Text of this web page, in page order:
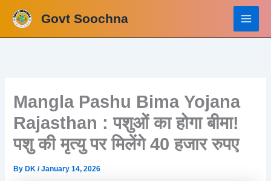
content
Govt Soochna
Mangla Pashu Bima Yojana
Rajasthan : पशुओं का होगा बीमा!
पशु की मृत्यु पर मिलेंगे 40 हजार रुपए
By DK/January 14, 2026